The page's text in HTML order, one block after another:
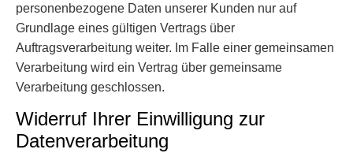
personenbezogene Daten unserer Kunden nur auf
Grundlage eines gültigen Vertrags über
Auftragsverarbeitung weiter. Im Falle einer gemeinsamen
Verarbeitung wird ein Vertrag über gemeinsame
Verarbeitung geschlossen.
Widerruf Ihrer Einwilligung zur
Datenverarbeitung